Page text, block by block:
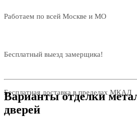
Работаем по всей Москве и МО
Бесплатный выезд замерщика!
Бесплатная доставка в пределах МКАД
Варианты отделки
дверей